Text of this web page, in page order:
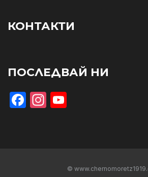
КОНТАКТИ
ПОСЛЕДВАЙ НИ
Facebook
Instagram
©